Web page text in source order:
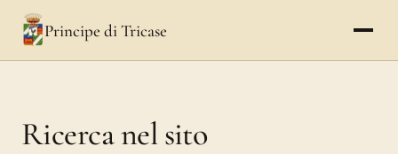
Principe di Tricase
Ricerca nel sito